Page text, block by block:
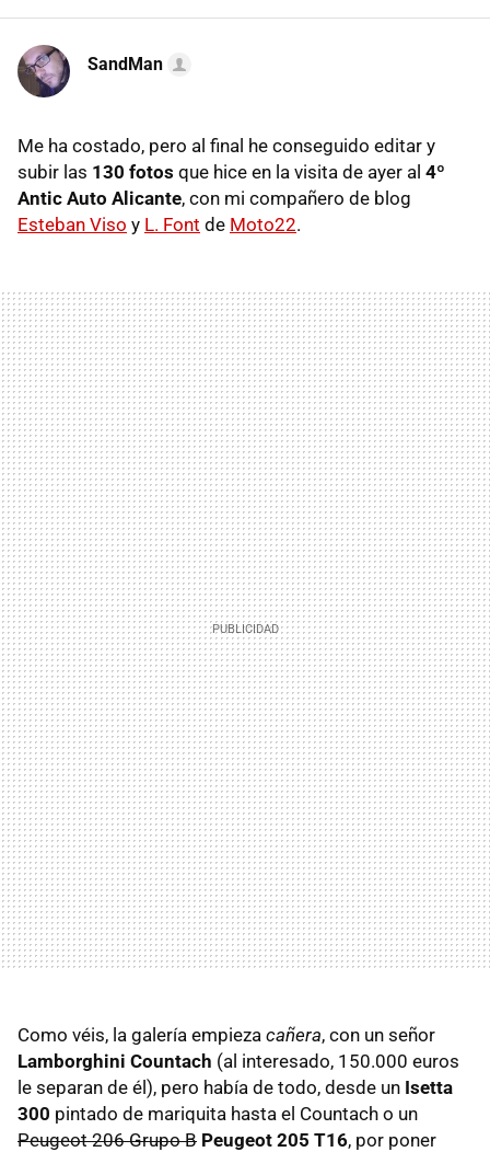
SandMan
Me ha costado, pero al final he conseguido editar y
subir las 130 fotos que hice en la visita de ayer al 4º
Antic Auto Alicante, con mi compañero de blog
Esteban Viso y L. Font de Moto22.
Como véis, la galería empieza cañera, con un señor
Lamborghini Countach (al interesado, 150.000 euros
le separan de él), pero había de todo, desde un Isetta
300 pintado de mariquita hasta el Countach o un
Peugeot 206 Grupo B Peugeot 205 T16, por poner